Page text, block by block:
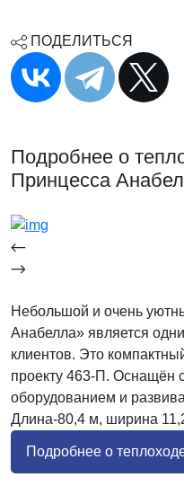
ПОДЕЛИТЬСЯ
Подробнее о
Принцесса
Небольшой и очень
Анабелла» является
клиентов. Это
проекту 463-П. Оснащён
оборудованием и
Длина-80,4 м, ширина
Подробнее о